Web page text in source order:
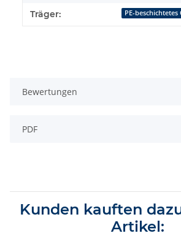
Träger: PE-beschichtetes
Bewertungen
PDF
Kunden kauften
Artikel: